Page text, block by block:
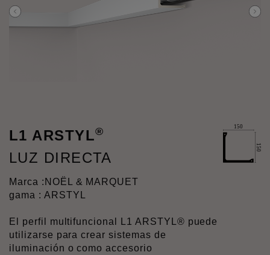
L1 ARSTYL®
LUZ DIRECTA
Marca : NOËL & MARQUET
gama : ARSTYL
El perfil multifuncional L1 ARSTYL® puede
utilizarse para crear sistemas de
iluminación o como accesorio